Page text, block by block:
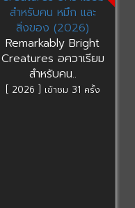
Remarkably Bright
Creatures อควาเรียม
สำหรับคน..
[ 2026 ] เข้าชม 31 ครั้ง